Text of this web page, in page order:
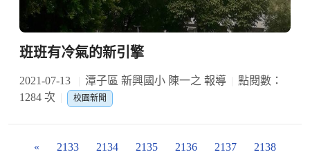
班班有冷氣的新引擎
2021-07-13 潭子區 新興國小 陳一之 報導
點閱數：
1284 次
校園新聞
« 2133 2134 2135 2136 2137 2138